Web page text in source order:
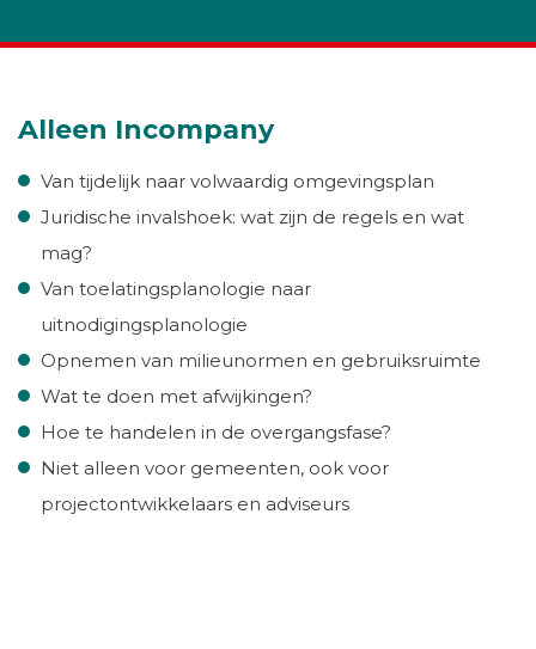
Alleen Incompany
Van tijdelijk naar volwaardig omgevingsplan
Juridische invalshoek: wat zijn de regels en wat
mag?
Van toelatingsplanologie naar
uitnodigingsplanologie
Opnemen van milieunormen en gebruiksruimte
Wat te doen met afwijkingen?
Hoe te handelen in de overgangsfase?
Niet alleen voor gemeenten, ook voor
projectontwikkelaars en adviseurs